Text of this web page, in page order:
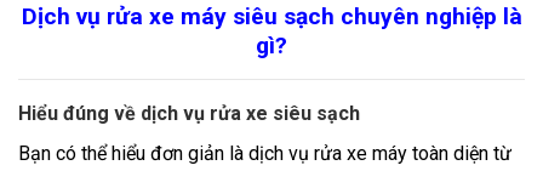
Dịch vụ rửa xe máy siêu sạch chuyên nghiệp là
gì?
Hiểu đúng về dịch vụ rửa xe siêu sạch
Bạn có thể hiểu đơn giản là dịch vụ rửa xe máy toàn diện từ